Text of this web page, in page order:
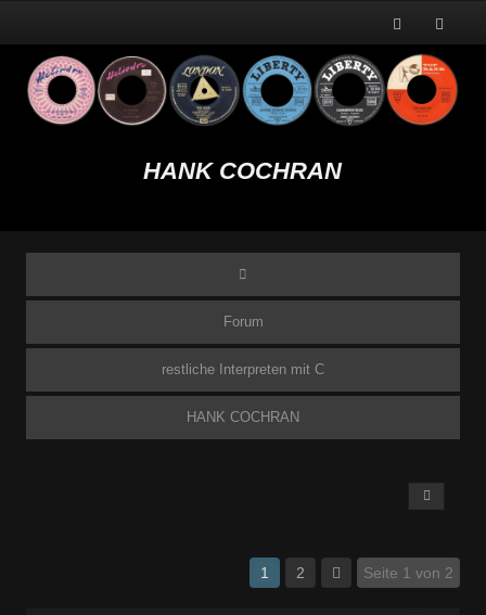
HANK COCHRAN
Forum
restliche Interpreten mit C
HANK COCHRAN
1 2 Seite 1 von 2